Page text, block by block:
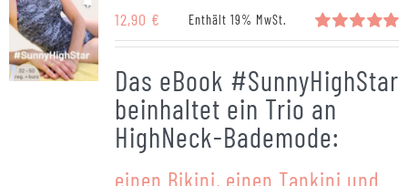
Bewertet
von 5
12,90 € Enthält 19% MwSt.
Das eBook #SunnyHighStar
beinhaltet ein Trio an
HighNeck-Bademode:
einen Bikini, einen Tankini und